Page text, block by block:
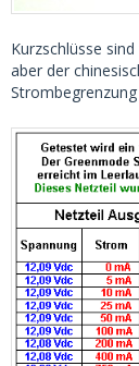
Kurzschlüsse
aber der